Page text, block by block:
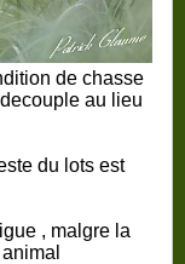
de chasse
au lieu
du lots est
, malgre la